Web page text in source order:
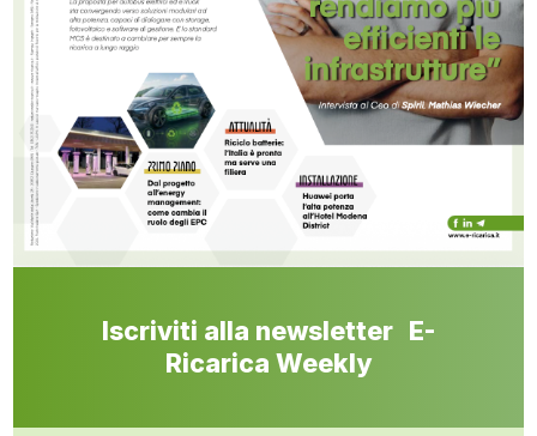
Iscriviti alla newsletter E-
Ricarica Weekly